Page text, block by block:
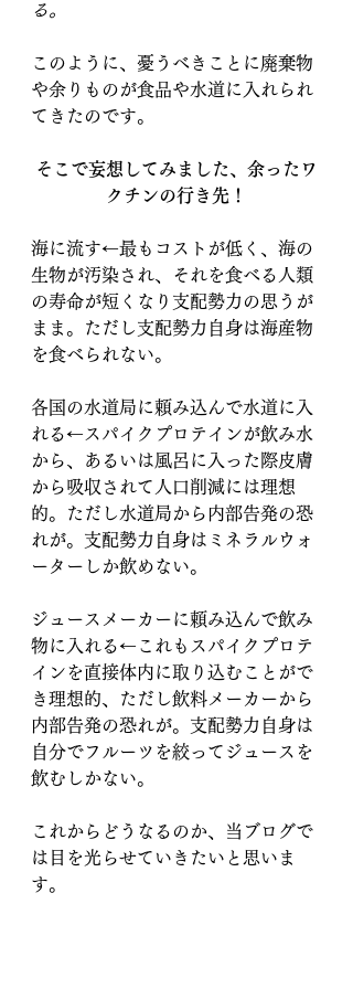
る。
このように、憂うべきことに廃棄物
や余りものが食品や水道に入れられ
てきたのです。
そこで妄想してみました、余ったワ
クチンの行き先！
海に流す←最もコストが低く、海の
生物が汚染され、それを食べる人類
の寿命が短くなり支配勢力の思うが
まま。ただし支配勢力自身は海産物
を食べられない。
各国の水道局に頼み込んで水道に入
れる←スパイクプロテインが飲み水
から、あるいは風呂に入った際皮膚
から吸収されて人口削減には理想
的。ただし水道局から内部告発の恐
れが。支配勢力自身はミネラルウォ
ーターしか飲めない。
ジュースメーカーに頼み込んで飲み
物に入れる←これもスパイクプロテ
インを直接体内に取り込むことがで
き理想的、ただし飲料メーカーから
内部告発の恐れが。支配勢力自身は
自分でフルーツを絞ってジュースを
飲むしかない。
これからどうなるのか、当ブログで
は目を光らせていきたいと思いま
す。